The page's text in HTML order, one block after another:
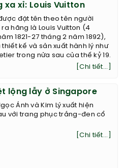
xa xỉ: Louis Vuitton
đặt tên theo tên người
hãng là Louis Vuitton (4
1821-27 tháng 2 năm 1892),
kế và sản xuất hành lý như
trong nửa sau của thế kỷ 19.
[Chi tiết...]
lộng lẫy ở Singapore
Ánh và Kim Lý xuất hiện
với trang phục trắng-đen cổ
[Chi tiết...]